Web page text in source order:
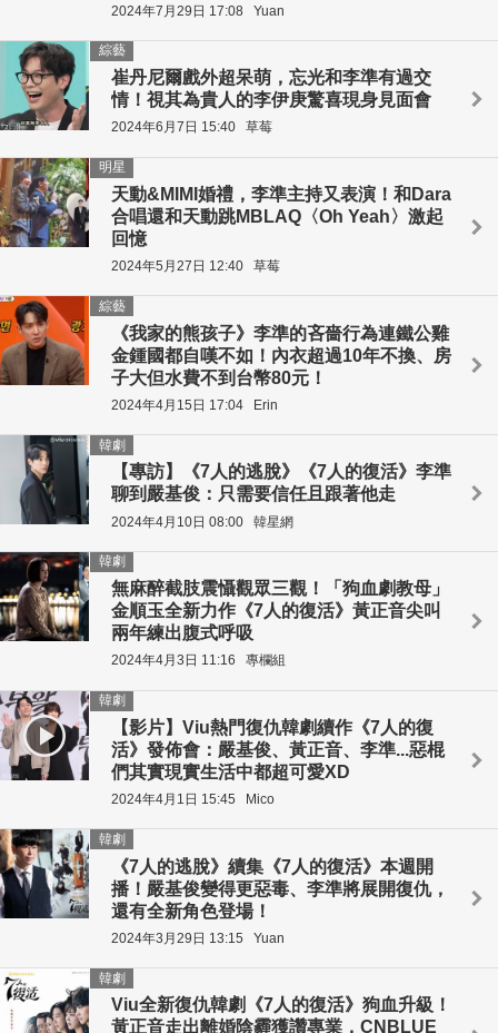
2024年7月29日 17:08 Yuan
崔丹尼爾戲外超呆萌，忘光和李準有過交
情！視其為貴人的李伊庚驚喜現身見面會
綜藝
2024年6月7日 15:40 草莓
天動&MIMI婚禮，李準主持又表演！和Dara
合唱還和天動跳MBLAQ〈Oh Yeah〉激起
回憶
明星
2024年5月27日 12:40 草莓
《我家的熊孩子》李準的吝嗇行為連鐵公雞
金鍾國都自嘆不如！內衣超過10年不換、房
子大但水費不到台幣80元！
綜藝
2024年4月15日 17:04 Erin
【專訪】《7人的逃脫》《7人的復活》李準
聊到嚴基俊：只需要信任且跟著他走
韓劇
2024年4月10日 08:00 韓星網
無麻醉截肢震懾觀眾三觀！「狗血劇教母」
金順玉全新力作《7人的復活》黃正音尖叫
兩年練出腹式呼吸
韓劇
2024年4月3日 11:16 專欄組
【影片】Viu熱門復仇韓劇續作《7人的復
活》發佈會：嚴基俊、黃正音、李準...惡棍
們其實現實生活中都超可愛XD
韓劇
2024年4月1日 15:45 Mico
《7人的逃脫》續集《7人的復活》本週開
播！嚴基俊變得更惡毒、李準將展開復仇，
還有全新角色登場！
韓劇
2024年3月29日 13:15 Yuan
Viu全新復仇韓劇《7人的復活》狗血升級！
黃正音走出離婚陰霾獲讚專業，CNBLUE
韓劇